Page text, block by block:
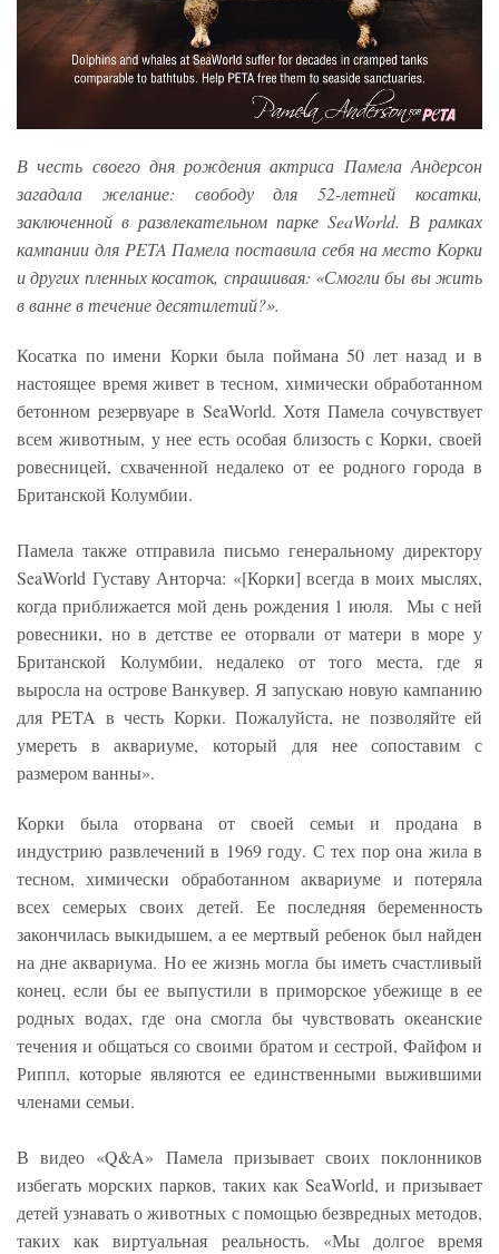
В честь своего дня рождения актриса Памела Андерсон
загадала желание: свободу для 52-летней косатки,
заключенной в развлекательном парке SeaWorld. В рамках
кампании для PETA Памела поставила себя на место Корки
и других пленных косаток, спрашивая: «Смогли бы вы жить
в ванне в течение десятилетий?».
Косатка по имени Корки была поймана 50 лет назад и в
настоящее время живет в тесном, химически обработанном
бетонном резервуаре в SeaWorld. Хотя Памела сочувствует
всем животным, у нее есть особая близость с Корки, своей
ровесницей, схваченной недалеко от ее родного города в
Британской Колумбии.
Памела также отправила письмо генеральному директору
SeaWorld Густаву Анторча: «[Корки] всегда в моих мыслях,
когда приближается мой день рождения 1 июля. Мы с ней
ровесники, но в детстве ее оторвали от матери в море у
Британской Колумбии, недалеко от того места, где я
выросла на острове Ванкувер. Я запускаю новую кампанию
для PETA в честь Корки. Пожалуйста, не позволяйте ей
умереть в аквариуме, который для нее сопоставим с
размером ванны».
Корки была оторвана от своей семьи и продана в
индустрию развлечений в 1969 году. С тех пор она жила в
тесном, химически обработанном аквариуме и потеряла
всех семерых своих детей. Ее последняя беременность
закончилась выкидышем, а ее мертвый ребенок был найден
на дне аквариума. Но ее жизнь могла бы иметь счастливый
конец, если бы ее выпустили в приморское убежище в ее
родных водах, где она смогла бы чувствовать океанские
течения и общаться со своими братом и сестрой, Файфом и
Риппл, которые являются ее единственными выжившими
членами семьи.
В видео «Q&A» Памела призывает своих поклонников
избегать морских парков, таких как SeaWorld, и призывает
детей узнавать о животных с помощью безвредных методов,
таких как виртуальная реальность. «Мы долгое время